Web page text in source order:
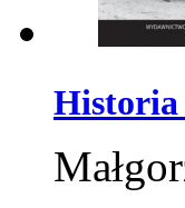
Historia